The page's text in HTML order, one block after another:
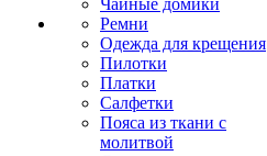
Чайные домики
Ремни
Одежда для крещения
Пилотки
Платки
Салфетки
Пояса из ткани с
молитвой